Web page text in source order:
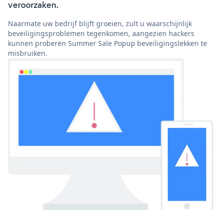
veroorzaken.
Naarmate uw bedrijf blijft groeien, zult u waarschijnlijk
beveiligingsproblemen tegenkomen, aangezien hackers
kunnen proberen Summer Sale Popup beveiligingslekken te
misbruiken.